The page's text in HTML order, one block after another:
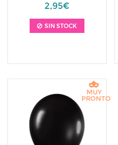
2,95€
SIN STOCK
MUY
PRONTO